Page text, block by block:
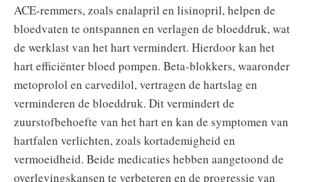
ACE-remmers, zoals enalapril en lisinopril, helpen de
bloedvaten te ontspannen en verlagen de bloeddruk, wat
de werklast van het hart vermindert. Hierdoor kan het
hart efficiënter bloed pompen. Beta-blokkers, waaronder
metoprolol en carvedilol, vertragen de hartslag en
verminderen de bloeddruk. Dit vermindert de
zuurstofbehoefte van het hart en kan de symptomen van
hartfalen verlichten, zoals kortademigheid en
vermoeidheid. Beide medicaties hebben aangetoond de
overlevingskansen te verbeteren en de progressie van